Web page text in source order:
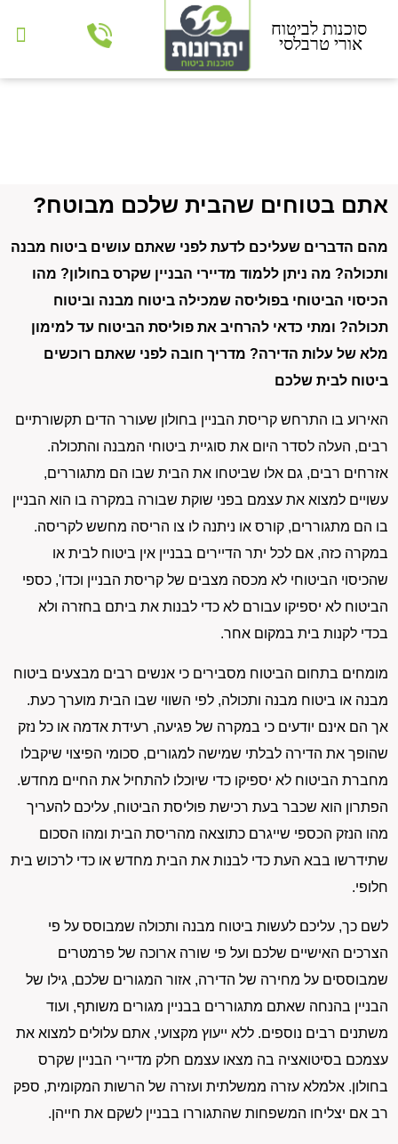
אתם בטוחים שהבית שלכם מבוטח?
מהם הדברים שעליכם לדעת לפני שאתם עושים ביטוח מבנה
ותכולה? מה ניתן ללמוד מדיירי הבניין שקרס בחולון? מהו
הכיסוי הביטוחי בפוליסה שמכילה ביטוח מבנה וביטוח
תכולה? ומתי כדאי להרחיב את פוליסת הביטוח עד למימון
מלא של עלות הדירה? מדריך חובה לפני שאתם רוכשים
ביטוח לבית שלכם
האירוע בו התרחש קריסת הבניין בחולון שעורר הדים תקשורתיים
רבים, העלה לסדר היום את סוגיית ביטוחי המבנה והתכולה.
אזרחים רבים, גם אלו שביטחו את הבית שבו הם מתגוררים,
עשויים למצוא את עצמם בפני שוקת שבורה במקרה בו הוא הבניין
בו הם מתגוררים, קורס או ניתנה לו צו הריסה מחשש לקריסה.
במקרה כזה, אם לכל יתר הדיירים בבניין אין ביטוח לבית או
שהכיסוי הביטוחי לא מכסה מצבים של קריסת הבניין וכדו', כספי
הביטוח לא יספיקו עבורם לא כדי לבנות את ביתם בחזרה ולא
בכדי לקנות בית במקום אחר.
מומחים בתחום הביטוח מסבירים כי אנשים רבים מבצעים ביטוח
מבנה או ביטוח מבנה ותכולה, לפי השווי שבו הבית מוערך כעת.
אך הם אינם יודעים כי במקרה של פגיעה, רעידת אדמה או כל נזק
שהופך את הדירה לבלתי שמישה למגורים, סכומי הפיצוי שיקבלו
מחברת הביטוח לא יספיקו כדי שיוכלו להתחיל את החיים מחדש.
הפתרון הוא שכבר בעת רכישת פוליסת הביטוח, עליכם להעריך
מהו הנזק הכספי שייגרם כתוצאה מהריסת הבית ומהו הסכום
שתידרשו בבא העת כדי לבנות את הבית מחדש או כדי לרכוש בית
חלופי.
לשם כך, עליכם לעשות ביטוח מבנה ותכולה שמבוסס על פי
הצרכים האישיים שלכם ועל פי שורה ארוכה של פרמטרים
שמבוססים על מחירה של הדירה, אזור המגורים שלכם, גילו של
הבניין בהנחה שאתם מתגוררים בבניין מגורים משותף, ועוד
משתנים רבים נוספים. ללא ייעוץ מקצועי, אתם עלולים למצוא את
עצמכם בסיטואציה בה מצאו עצמם חלק מדיירי הבניין שקרס
בחולון. אלמלא עזרה ממשלתית ועזרה של הרשות המקומית, ספק
רב אם יצליחו המשפחות שהתגוררו בבניין לשקם את חייהן.